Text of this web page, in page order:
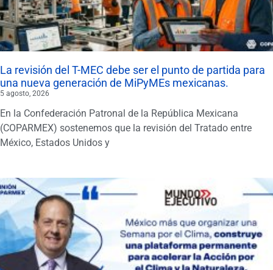
La revisión del T-MEC debe ser el punto de partida para
una nueva generación de MiPyMEs mexicanas.
5 agosto, 2026
En la Confederación Patronal de la República Mexicana
(COPARMEX) sostenemos que la revisión del Tratado entre
México, Estados Unidos y